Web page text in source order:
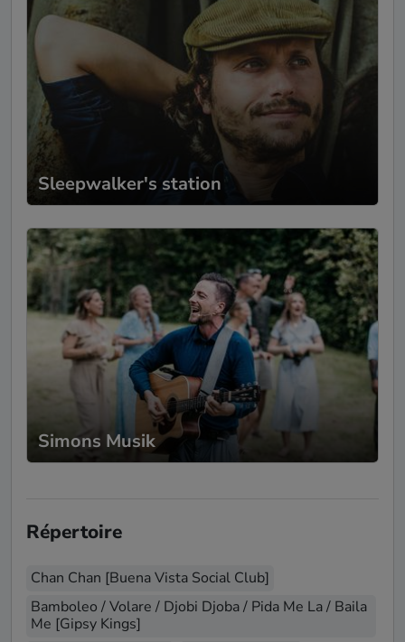
Sleepwalker's station
Simons Musik
Répertoire
Chan Chan [Buena Vista Social Club]
Bamboleo / Volare / Djobi Djoba / Pida Me La / Baila
Me [Gipsy Kings]